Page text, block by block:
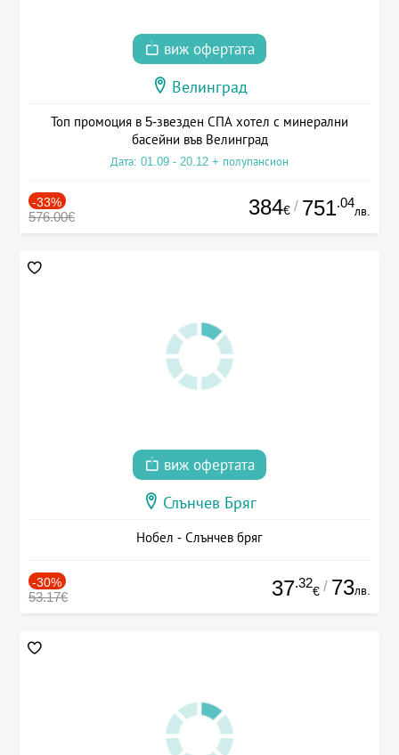
виж офертата
Велинград
Топ промоция в 5-звезден СПА хотел с минерални
басейни във Велинград
Дата: 01.09 - 20.12 + полупансион
-33%
576.00€ 384€ / 751.04
лв.
виж офертата
Слънчев Бряг
Нобел - Слънчев бряг
-30%
53.17€ 37.32
€ / 73лв.